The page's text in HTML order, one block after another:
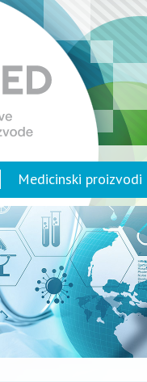
Medicinski proizvodi